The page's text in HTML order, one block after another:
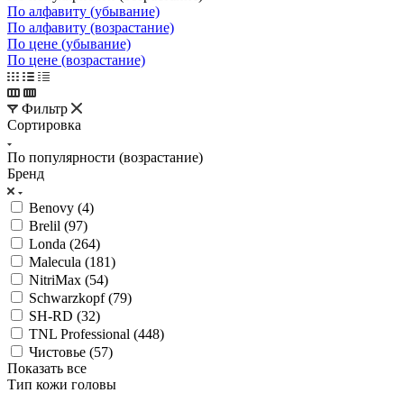
По алфавиту (убывание)
По алфавиту (возрастание)
По цене (убывание)
По цене (возрастание)
Фильтр
Сортировка
По популярности (возрастание)
Бренд
Benovy (4)
Brelil (97)
Londa (264)
Malecula (181)
NitriMax (54)
Schwarzkopf (79)
SH-RD (32)
TNL Professional (448)
Чистовье (57)
Показать все
Тип кожи головы